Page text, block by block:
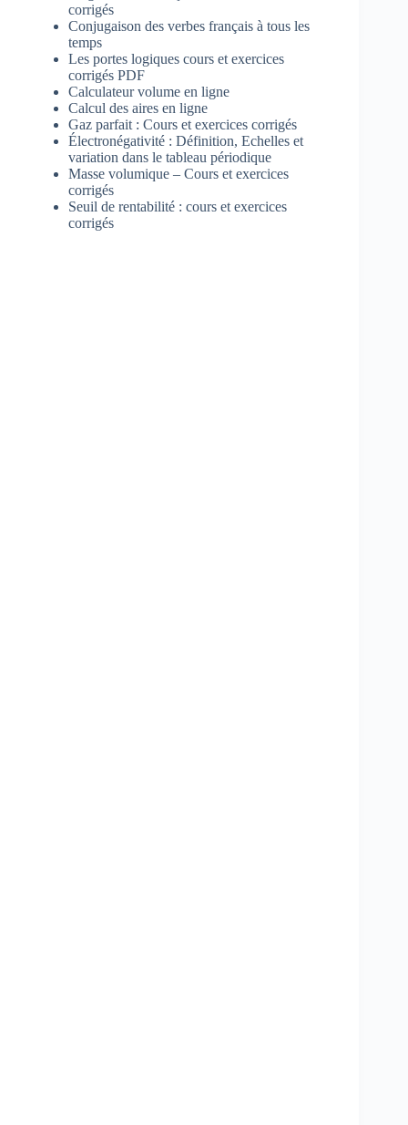
corrigés
Conjugaison des verbes français à tous les
temps
Les portes logiques cours et exercices
corrigés PDF
Calculateur volume en ligne
Calcul des aires en ligne
Gaz parfait : Cours et exercices corrigés
Électronégativité : Définition, Echelles et
variation dans le tableau périodique
Masse volumique – Cours et exercices
corrigés
Seuil de rentabilité : cours et exercices
corrigés